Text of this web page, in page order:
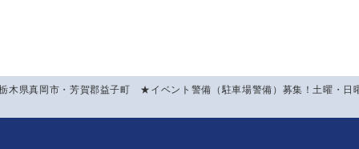
木県真岡市・芳賀郡益子町 ★イベント警備（駐車場警備）募集！土曜・日